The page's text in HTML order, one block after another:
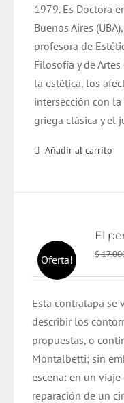
1979. Es Doctora
Buenos Aires
profesora de
Filosofía y de
la estética, los
intersección con
griega clásica y el
Añadir al carrito
Oferta!
El
$
Esta contratapa se
describir los
propuestas, o
Montalbetti; sin
escena: en un
reparación de un